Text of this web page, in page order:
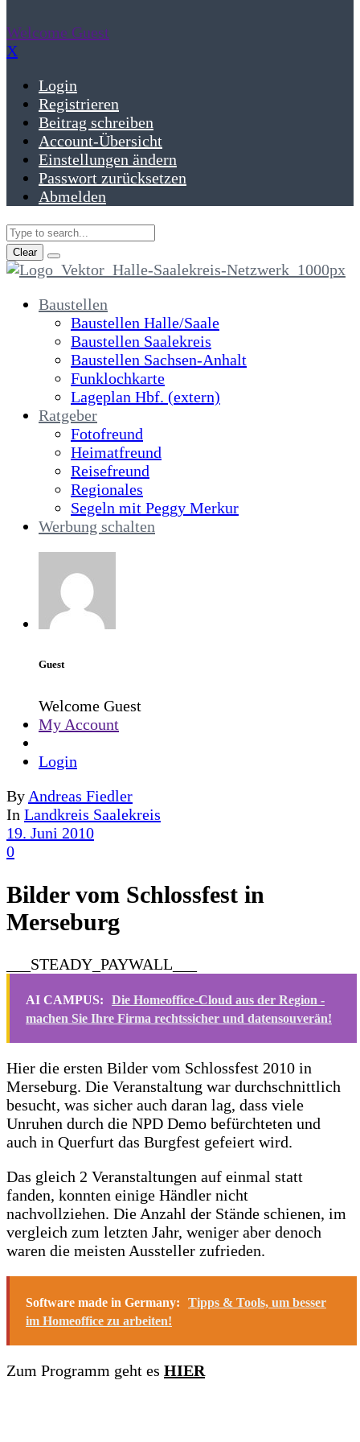
Welcome Guest
X
Login
Registrieren
Beitrag schreiben
Account-Übersicht
Einstellungen ändern
Passwort zurücksetzen
Abmelden
Clear
Baustellen
Baustellen Halle/Saale
Baustellen Saalekreis
Baustellen Sachsen-Anhalt
Funklochkarte
Lageplan Hbf. (extern)
Ratgeber
Fotofreund
Heimatfreund
Reisefreund
Regionales
Segeln mit Peggy Merkur
Werbung schalten
Guest
Welcome Guest
My Account
Login
By Andreas Fiedler
In Landkreis Saalekreis
19. Juni 2010
0
Bilder vom Schlossfest in
Merseburg
___STEADY_PAYWALL___
AI CAMPUS:
Die Homeoffice-Cloud aus der Region -
machen Sie Ihre Firma rechtssicher und datensouverän!
Hier die ersten Bilder vom Schlossfest 2010 in
Merseburg. Die Veranstaltung war durchschnittlich
besucht, was sicher auch daran lag, dass viele
Unruhen durch die NPD Demo befürchteten und
auch in Querfurt das Burgfest gefeiert wird.
Das gleich 2 Veranstaltungen auf einmal statt
fanden, konnten einige Händler nicht
nachvollziehen. Die Anzahl der Stände schienen, im
vergleich zum letzten Jahr, weniger aber denoch
waren die meisten Aussteller zufrieden.
Software made in Germany:
Tipps & Tools, um besser
im Homeoffice zu arbeiten!
Zum Programm geht es HIER